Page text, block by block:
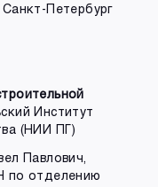
Петербург
Институт
(НИИ ПГ)
Павлович,
по отделению